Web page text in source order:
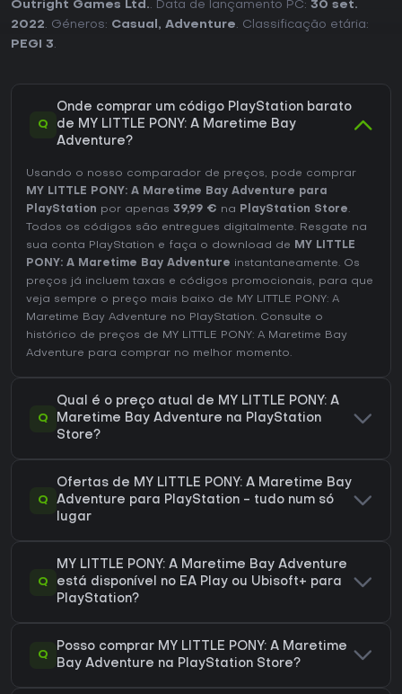
Outright Games Ltd.. Data de lançamento PC: 30 set.
2022. Géneros: Casual , Adventure. Classificação etária:
PEGI 3.
Q
Onde comprar um código PlayStation barato
de MY LITTLE PONY: A Maretime Bay
Adventure?
Usando o nosso comparador de preços, pode comprar
MY LITTLE PONY: A Maretime Bay Adventure para
PlayStation por apenas 39,99 € na PlayStation Store.
Todos os códigos são entregues digitalmente. Resgate na
sua conta PlayStation e faça o download de
MY LITTLE
PONY: A Maretime Bay Adventure instantaneamente. Os
preços já incluem taxas e códigos promocionais, para que
veja sempre o preço mais baixo de MY LITTLE PONY: A
Maretime Bay Adventure no PlayStation. Consulte o
histórico de preços de MY LITTLE PONY: A Maretime Bay
Adventure para comprar no melhor momento.
Q
Qual é o preço atual de MY LITTLE PONY: A
Maretime Bay Adventure na PlayStation
Store?
Q
Ofertas de MY LITTLE PONY: A Maretime Bay
Adventure para PlayStation - tudo num só
lugar
Q
MY LITTLE PONY: A Maretime Bay Adventure
está disponível no EA Play ou Ubisoft+ para
PlayStation?
Q
Posso comprar MY LITTLE PONY: A Maretime
Bay Adventure na PlayStation Store?